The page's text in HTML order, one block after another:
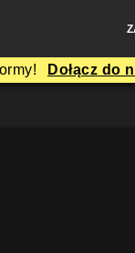
Dołącz do